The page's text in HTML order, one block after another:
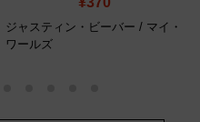
ジャスティン・ビーバー / マイ・
ワールズ